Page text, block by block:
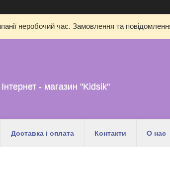
неробочий час. Замовлення та
Інтернет - магазин "Kidsik"
Доставка і оплата Контакти О нас